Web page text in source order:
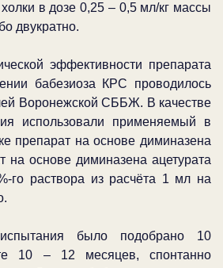
в дозе 0,25 – 0,5 мл/кг массы
двукратно.
эффективности препарата
бабезиоза КРС проводилось
Воронежской СББЖ. В качестве
использовали применяемый в
препарат на основе диминазена
на основе диминазена ацетурата
го раствора из расчёта 1 мл на
было подобрано 10
10 – 12 месяцев, спонтанно